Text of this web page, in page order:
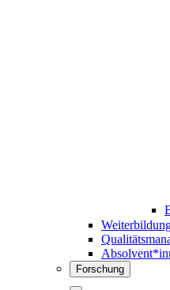
Forschung